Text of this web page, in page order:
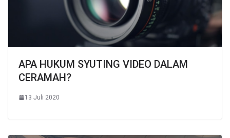
APA HUKUM SYUTING VIDEO DALAM
CERAMAH?
13 Juli 2020